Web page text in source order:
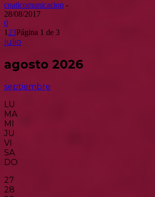
coaticomunicacion -
28/08/2017
0
1 23Página 1 de 3
julio
agosto 2026
septiembre
LU
MA
MI
JU
VI
SA
DO
27
28